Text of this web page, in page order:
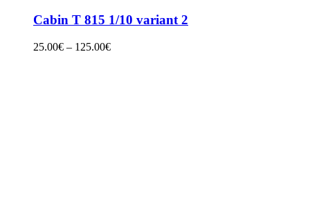
Cabin T 815 1/10 variant 2
25.00€ – 125.00€